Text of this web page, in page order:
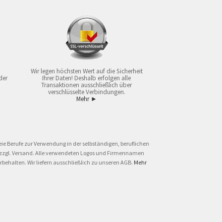
Wir legen höchsten Wert auf die Sicherheit
Ihrer Daten! Deshalb erfolgen alle
Transaktionen ausschließlich über
verschlüsselte Verbindungen.
Mehr ►
Berufe zur Verwendung in der selbständigen, beruflichen
Versand. Alle verwendeten Logos und Firmennamen
Wir liefern ausschließlich zu unseren AGB. Mehr